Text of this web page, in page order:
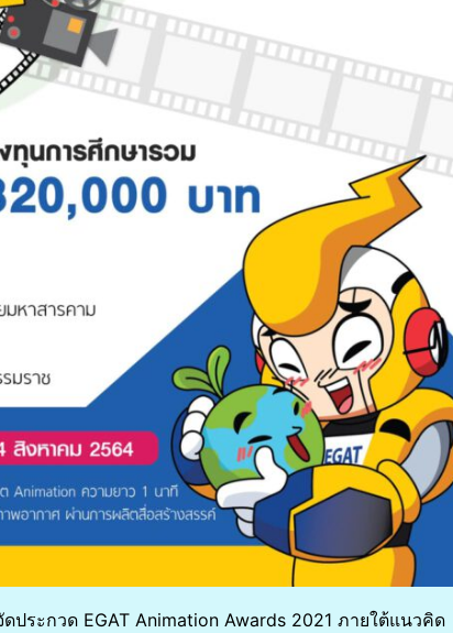
ระกวด EGAT Animation Awards 2021 ภายใต้แนวคิด